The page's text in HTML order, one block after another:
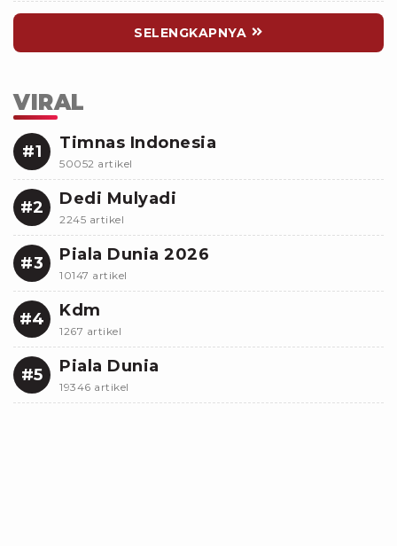
SELENGKAPNYA
VIRAL
#1 Timnas Indonesia
50052 artikel
#2 Dedi Mulyadi
2245 artikel
#3 Piala Dunia 2026
10147 artikel
#4 Kdm
1267 artikel
#5 Piala Dunia
19346 artikel